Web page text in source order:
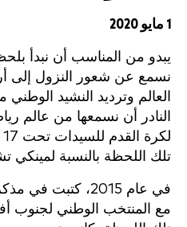
1 مايو 2020
يبدو من المناسب أن نبدأ
نسمع عن شعور النزول
العالم وترديد النشيد
النادر أن نسمعها من عالم
تلك اللحظة بالنسبة لمينكي
في عام 2015، كتبت
مع المنتخب الوطني لجنوب